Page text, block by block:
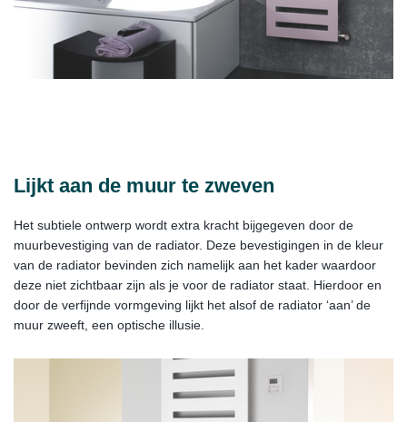
Lijkt aan de muur te zweven
Het subtiele ontwerp wordt extra kracht bijgegeven door de
muurbevestiging van de radiator. Deze bevestigingen in de kleur
van de radiator bevinden zich namelijk aan het kader waardoor
deze niet zichtbaar zijn als je voor de radiator staat. Hierdoor en
door de verfijnde vormgeving lijkt het alsof de radiator ‘aan’ de
muur zweeft, een optische illusie.